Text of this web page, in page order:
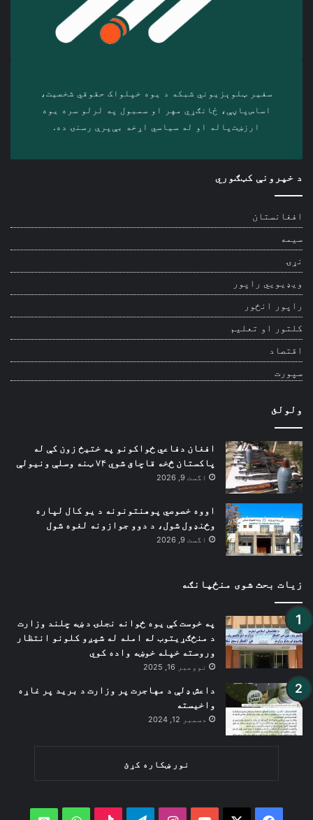
سفیر ټلوېزیوني شبکه د‎ یوه خپلواک حقوقي شخصیت،
اساس‌پاڼې، ځانګړي مهر او سمبول په لرلو سره ‎یوه
ارزښت‌پاله او ‎له سیاسي اړخه بې‌پرې رسنۍ ده.
د خپرونې کټګوري
افغانستان
سیمه
نړۍ
ویډیويي راپور
راپور انځور
کلتور او تعلیم
اقتصاد
سپورت
ولولئ
افغان دفاعي ځواکونو په ختیځ زون کې له
پاکستان څخه قاچاق شوي ۷۴ ټنه وسلې ونیولې
اگست 9, 2026
اووه خصوصي پوهنتونونه د یو کال لپاره
وځنډول شول، د دوو جوازونه لغوه شول
اگست 9, 2026
زیات بحث شوی منځپانګه
په خوست کې یوه ځوانه نجلۍ د ښه چلند وزارت
د منځګړیتوب له امله له شپږو کلونو انتظار
وروسته خپله خوښه واده کوي
نوومبر 16, 2025
داعش ډلې د مهاجرت پر وزارت د برید پر غاړه
واخیسته
دسمبر 12, 2024
نور ښکاره کړئ